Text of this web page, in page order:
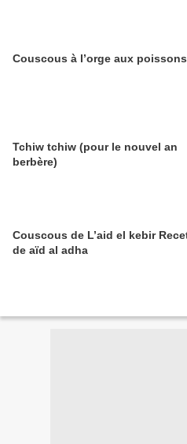
Couscous à l’orge aux poissons
Tchiw tchiw (pour le nouvel an
berbère)
Couscous de L’aid el kebir Recettes
de aïd al adha